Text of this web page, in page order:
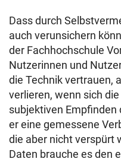
Dass durch
auch verunsichern
der Fachhochschule
Nutzerinnen und
die Technik vertrauen,
verlieren, wenn sich
subjektiven Empfinden
er eine gemessene
die aber nicht verspürt
Daten brauche es den